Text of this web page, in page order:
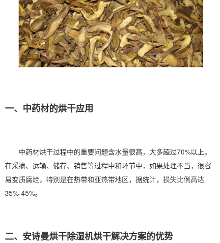
一、中药材的烘干应用
中药材烘干过程中的重要问题含水量很高，大多超过70%以上。
在采摘、运输、储存、销售等过程中和环节中，如果处理不当，很容
易变质腐烂，特别是在热带和亚热带地区，据统计，损失比例高达
35%-45%。
二、 安诗曼烘干除湿机烘干解决方案的优势